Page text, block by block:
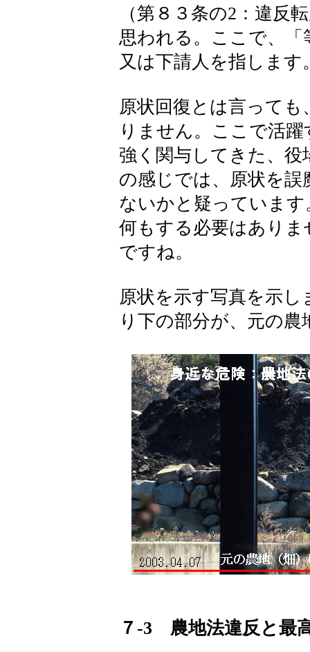
（第８３条の2：違反
思われる。ここで、
又は下請人を指します
原状回復とは言って
りません。ここで活
強く関与してきた、役
の感じでは、原状を
ないかと疑っていま
何もする必要はあり
ですね。
原状を示す写真を示
り下の部分が、元の
７-3 農地法違反と最